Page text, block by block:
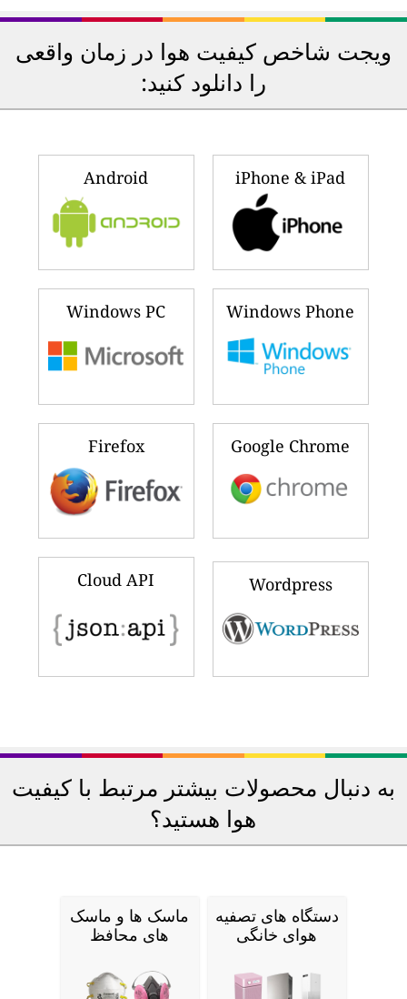
ویجت شاخص کیفیت هوا در زمان واقعی
را دانلود کنید:
iPhone & iPad
Android
Windows Phone
Windows PC
Google Chrome
Firefox
Wordpress
Cloud API
به دنبال محصولات بیشتر مرتبط با کیفیت
هوا هستید؟
دستگاه های تصفیه
هوای خانگی
ماسک ها و ماسک
های محافظ